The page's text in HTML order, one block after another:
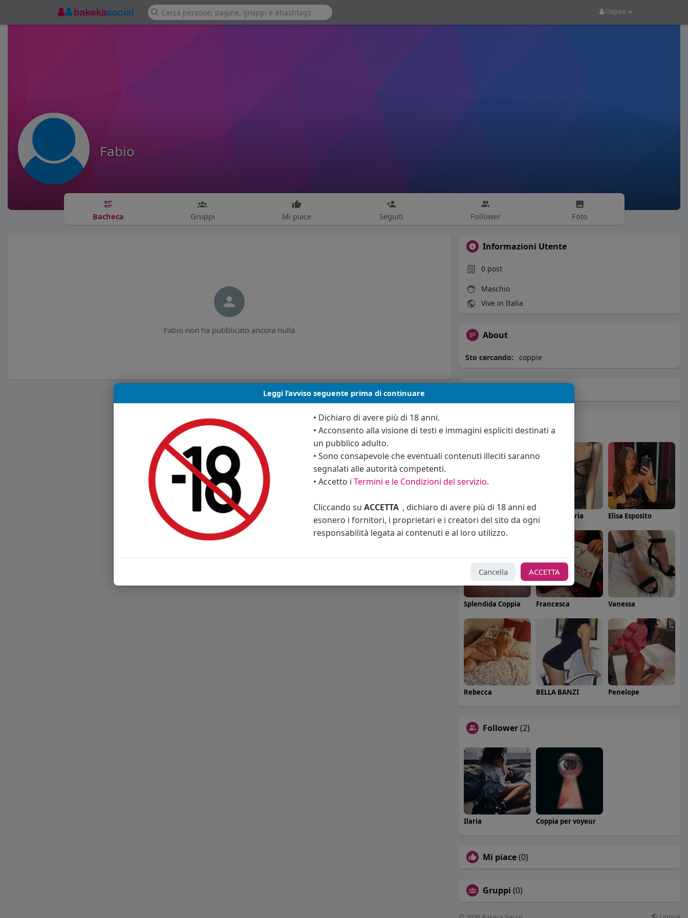
Ospite
Fabio
Bacheca Gruppi Mi piace Seguiti Follower Foto
Fabio non ha pubblicato ancora nulla
Informazioni Utente
0 post
Maschio
Vive in Italia
About
Sto cercando: coppie
Angelica Cattaneo callmevittoria Elisa Esposito
Splendida Coppia Francesca Vanessa
Rebecca BELLA BANZI Penelope
Follower(2)
Ilaria Coppia per voyeur
Mi piace(0)
Gruppi (0)
Leggi l’avviso seguente prima di continuare
• Dichiaro di avere più di 18 anni.
• Acconsento alla visione di testi e immagini espliciti destinati a
un pubblico adulto.
• Sono consapevole che eventuali contenuti illeciti saranno
segnalati alle autorità competenti.
• Accetto i Termini e le Condizioni del servizio.
Cliccando su ACCETTA , dichiaro di avere più di 18 anni ed
esonero i fornitori, i proprietari e i creatori del sito da ogni
responsabilità legata ai contenuti e al loro utilizzo.
Cancella ACCETTA